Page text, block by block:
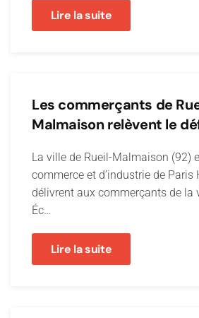
Lire la suite
Les commerçants de
Malmaison relèvent le
La ville de Rueil-Malmaison (92)
commerce et d’industrie de Paris
délivrent aux commerçants de la
Éc…
Lire la suite